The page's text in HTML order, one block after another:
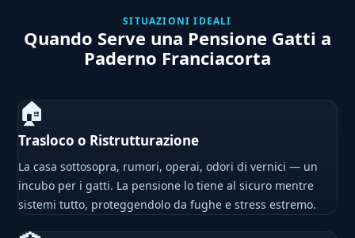
SITUAZIONI IDEALI
Quando Serve una Pensione Gatti a
Paderno Franciacorta
🏠
Trasloco o Ristrutturazione
La casa sottosopra, rumori, operai, odori di vernici — un
incubo per i gatti. La pensione lo tiene al sicuro mentre
sistemi tutto, proteggendolo da fughe e stress estremo.